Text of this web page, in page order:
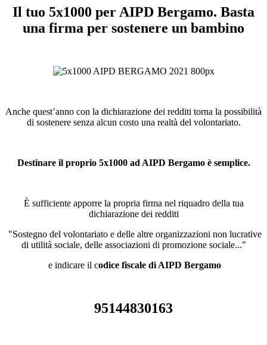
Il tuo 5x1000 per AIPD Bergamo. Basta
una firma per sostenere un bambino
Anche quest’anno con la dichiarazione dei redditi torna la possibilità
di sostenere senza alcun costo una realtà del volontariato.
Destinare il proprio 5x1000 ad AIPD Bergamo è semplice.
È sufficiente apporre la propria firma nel riquadro della tua
dichiarazione dei redditi
"Sostegno del volontariato e delle altre organizzazioni non lucrative
di utilità sociale, delle associazioni di promozione sociale..."
e indicare il codice fiscale di AIPD Bergamo
95144830163